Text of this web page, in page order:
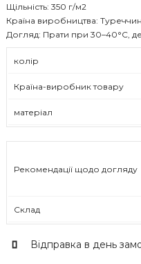
колір
Країна-виробник товару
матеріал
Рекомендації щодо догляду
Склад
Відправка в день
Щільність: 350 г/м2
Країна виробництва:
Догляд: Прати при 30–40°C,